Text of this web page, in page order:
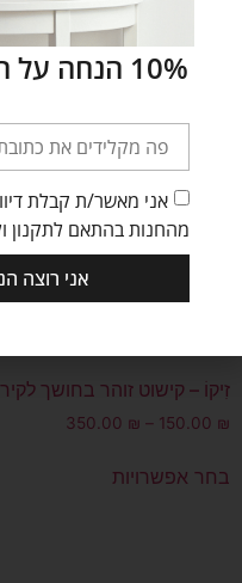
זִיקוֹ – קישוט זוהר בחושך לקיר
150.00 ₪
–
350.00 ₪
בחר אפשרויות
10% הנחה על רכישה ראשונה באתר
אני מאשר/ת קבלת
מהחנות בהתאם לתקנון
אני רוצה